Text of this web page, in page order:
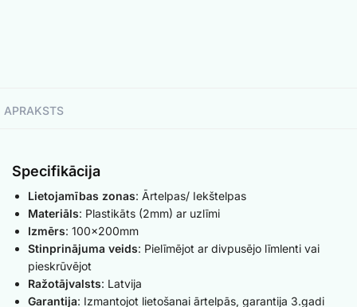
APRAKSTS
Specifikācija
Lietojamības zonas: Ārtelpas/ Iekštelpas
Materiāls: Plastikāts (2mm) ar uzlīmi
Izmērs: 100x200mm
Stinprinājuma veids: Pielīmējot ar divpusējo līmlenti vai
pieskrūvējot
Ražotājvalsts: Latvija
Garantija: Izmantojot lietošanai ārtelpās, garantija 3.gadi